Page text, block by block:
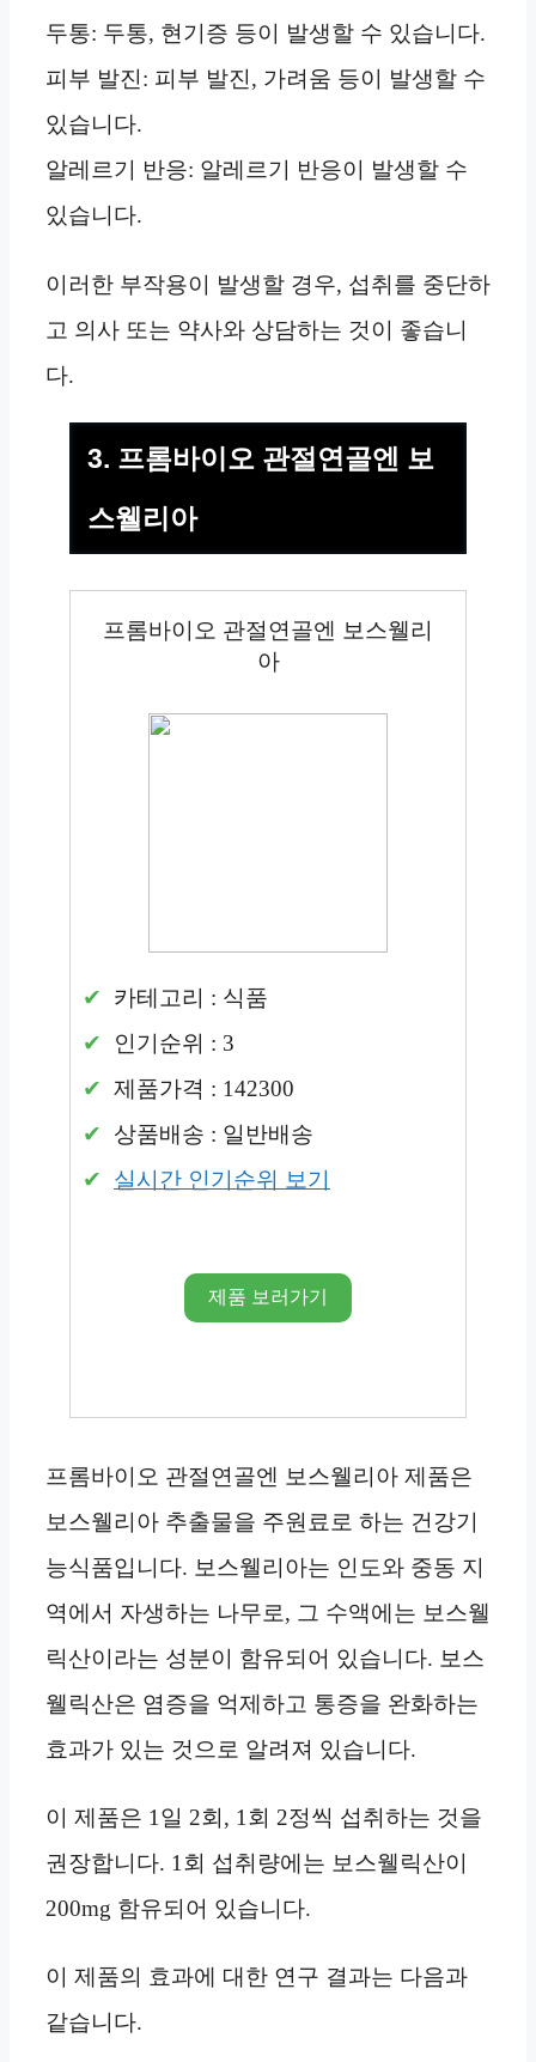
두통: 두통, 현기증 등이 발생할 수 있습니다.
피부 발진: 피부 발진, 가려움 등이 발생할 수
있습니다.
알레르기 반응: 알레르기 반응이 발생할 수
있습니다.
이러한 부작용이 발생할 경우, 섭취를 중단하
고 의사 또는 약사와 상담하는 것이 좋습니
다.
3. 프롬바이오 관절연골엔 보
스웰리아
프롬바이오 관절연골엔 보스웰리
아
카테고리 : 식품
인기순위 : 3
제품가격 : 142300
상품배송 : 일반배송
실시간 인기순위 보기
제품 보러가기
프롬바이오 관절연골엔 보스웰리아 제품은
보스웰리아 추출물을 주원료로 하는 건강기
능식품입니다. 보스웰리아는 인도와 중동 지
역에서 자생하는 나무로, 그 수액에는 보스웰
릭산이라는 성분이 함유되어 있습니다. 보스
웰릭산은 염증을 억제하고 통증을 완화하는
효과가 있는 것으로 알려져 있습니다.
이 제품은 1일 2회, 1회 2정씩 섭취하는 것을
권장합니다. 1회 섭취량에는 보스웰릭산이
200mg 함유되어 있습니다.
이 제품의 효과에 대한 연구 결과는 다음과
같습니다.